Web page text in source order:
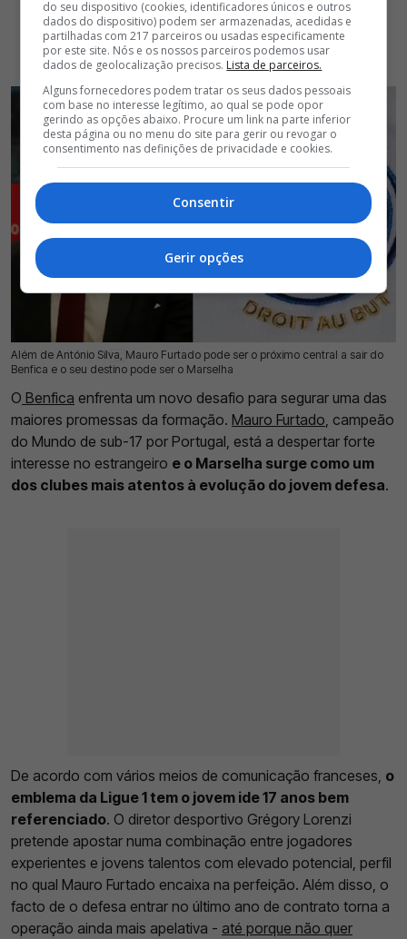
Além de António Silva, Mauro Furtado pode ser o próximo central a sair do
Benfica e o seu destino pode ser o Marselha
16 Jul 2026 | 17:31 | 0
O Benfica enfrenta um novo desafio para segurar uma das
maiores promessas da formação. Mauro Furtado , campeão
do Mundo de sub-17 por Portugal, está a despertar forte
interesse no estrangeiro e o Marselha surge como um
dos clubes mais atentos à evolução do jovem defesa.
De acordo com vários meios de comunicação franceses, o
emblema da Ligue 1 tem o jovem ide 17 anos bem
referenciado. O diretor desportivo Grégory Lorenzi
pretende apostar numa combinação entre jogadores
experientes e jovens talentos com elevado potencial, perfil
no qual Mauro Furtado encaixa na perfeição. Além disso, o
facto de o defesa entrar no último ano de contrato torna a
operação ainda mais apelativa - até porque não quer
do seu dispositivo (cookies, identificadores únicos e outros
dados do dispositivo) podem ser armazenadas, acedidas e
partilhadas com 217 parceiros ou usadas especificamente
por este site. Nós e os nossos parceiros podemos usar
dados de geolocalização precisos. Lista de parceiros.
Alguns fornecedores podem tratar os seus dados pessoais
com base no interesse legítimo, ao qual se pode opor
gerindo as opções abaixo. Procure um link na parte inferior
desta página ou no menu do site para gerir ou revogar o
consentimento nas definições de privacidade e cookies.
Consentir
Gerir opções